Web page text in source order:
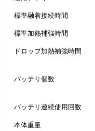
標準融着接続時間
標準加熱補強時間
ドロップ加熱補強時間
バッテリ個数
バッテリ連続使用回数
本体重量